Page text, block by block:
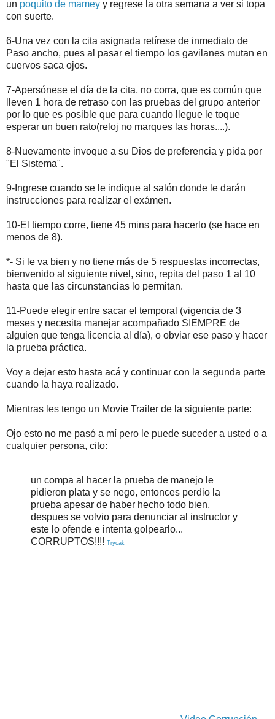
un poquito de mamey y regrese la otra semana a ver si topa
con suerte.
6-Una vez con la cita asignada retírese de inmediato de
Paso ancho, pues al pasar el tiempo los gavilanes mutan en
cuervos saca ojos.
7-Apersónese el día de la cita, no corra, que es común que
lleven 1 hora de retraso con las pruebas del grupo anterior
por lo que es posible que para cuando llegue le toque
esperar un buen rato(reloj no marques las horas....).
8-Nuevamente invoque a su Dios de preferencia y pida por
"El Sistema".
9-Ingrese cuando se le indique al salón donde le darán
instrucciones para realizar el exámen.
10-El tiempo corre, tiene 45 mins para hacerlo (se hace en
menos de 8).
*- Si le va bien y no tiene más de 5 respuestas incorrectas,
bienvenido al siguiente nivel, sino, repita del paso 1 al 10
hasta que las circunstancias lo permitan.
11-Puede elegir entre sacar el temporal (vigencia de 3
meses y necesita manejar acompañado SIEMPRE de
alguien que tenga licencia al día), o obviar ese paso y hacer
la prueba práctica.
Voy a dejar esto hasta acá y continuar con la segunda parte
cuando la haya realizado.
Mientras les tengo un Movie Trailer de la siguiente parte:
Ojo esto no me pasó a mí pero le puede suceder a usted o a
cualquier persona, cito:
un compa al hacer la prueba de manejo le
pidieron plata y se nego, entonces perdio la
prueba apesar de haber hecho todo bien,
despues se volvio para denunciar al instructor y
este lo ofende e intenta golpearlo...
CORRUPTOS!!!! Trycak